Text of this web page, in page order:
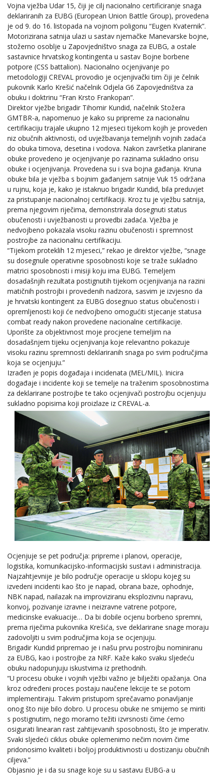
Vojna vježba Udar 15, čiji je cilj nacionalno certificiranje snaga
deklariranih za EUBG (European Union Battle Group), provedena
je od 9. do 16. listopada na vojnom poligonu “Eugen Kvaternik”.
Motorizirana satnija ulazi u sastav njemačke Manevarske bojne,
stožerno osoblje u Zapovjedništvo snaga za EUBG, a ostale
sastavnice hrvatskog kontingenta u sastav Bojne borbene
potpore (CSS battalion). Nacionalno ocjenjivanje po
metodologiji CREVAL provodio je ocjenjivački tim čiji je čelnik
pukovnik Karlo Krešić načelnik Odjela G6 Zapovjedništva za
obuku i doktrinu “Fran Krsto Frankopan”.
Direktor vježbe brigadir Tihomir Kundid, načelnik Stožera
GMTBR-a, napomenuo je kako su pripreme za nacionalnu
certifikaciju trajale ukupno 12 mjeseci tijekom kojih je proveden
niz obučnih aktivnosti, od uvježbavanja temeljnih vojnih zadaća
do obuka timova, desetina i vodova. Nakon završetka planirane
obuke provedeno je ocjenjivanje po razinama sukladno orisu
obuke i ocjenjivanja. Provedena su i sva bojna gađanja. Kruna
obuke bila je vježba s bojnim gađanjem satnije Vuk 15 održana
u rujnu, koja je, kako je istaknuo brigadir Kundid, bila preduvjet
za pristupanje nacionalnoj certifikaciji. Kroz tu je vježbu satnija,
prema njegovim riječima, demonstrirala dosegnuti status
obučenosti i uvježbanosti u provedbi zadaća. Vježba je
nedvojbeno pokazala visoku razinu obučenosti i spremnost
postrojbe za nacionalnu certifikaciju.
“Tijekom proteklih 12 mjeseci,” rekao je direktor vježbe, “snage
su dosegnule operativne sposobnosti koje se traže sukladno
matrici sposobnosti i misiji koju ima EUBG. Temeljem
dosadašnjih rezultata postignutih tijekom ocjenjivanja na razini
matičnih postrojbi i provedenih nadzora, sasvim je izvjesno da
je hrvatski kontingent za EUBG dosegnuo status obučenosti i
opremljenosti koji će nedvojbeno omogućiti stjecanje statusa
combat ready nakon provedene nacionalne certifikacije.
Uporište za objektivnost moje procjene temeljim na
dosadašnjem tijeku ocjenjivanja koje relevantno pokazuje
visoku razinu spremnosti deklariranih snaga po svim područjima
koja se ocjenjuju.”
Izrađen je popis događaja i incidenata (MEL/MIL). Inicira
događaje i incidente koji se temelje na traženim sposobnostima
za deklarirane postrojbe te tako ocjenjivači postrojbu ocjenjuju
sukladno popisima koji proizlaze iz CREVAL-a.
Ocjenjuje se pet područja: pripreme i planovi, operacije,
logistika, komunikacijsko-informacijski sustavi i administracija.
Najzahtjevnije je bilo područje operacije u sklopu kojeg su
izvedeni incidenti kao što je napad, obrana baze, ophodnje,
NBK napad, nailazak na improviziranu eksplozivnu napravu,
konvoj, pozivanje izravne i neizravne vatrene potpore,
medicinske evakuacije… Da bi dobile ocjenu borbeno spremni,
prema riječima pukovnika Krešića, sve deklarirane snage moraju
zadovoljiti u svim područjima koja se ocjenjuju.
Brigadir Kundid pripremao je i našu prvu postrojbu nominiranu
za EUBG, kao i postrojbe za NRF. Kaže kako svaku sljedeću
obuku nadopunjuju iskustvima iz prethodnih.
“U procesu obuke i vojnih vježbi važno je bilježiti opažanja. Ona
kroz određeni proces postaju naučene lekcije te se potom
implementiraju. Takvim pristupom sprečavamo ponavljanje
onog što nije bilo dobro. U procesu obuke ne smijemo se miriti
s postignutim, nego moramo težiti izvrsnosti čime ćemo
osigurati linearan rast zahtijevanih sposobnosti, što je imperativ.
Svaki sljedeći ciklus obuke oplemenimo nečim novim čime
pridonosimo kvaliteti i boljoj produktivnosti u dostizanju obučnih
ciljeva.”
Objasnio je i da su snage koje su u sastavu EUBG-a u